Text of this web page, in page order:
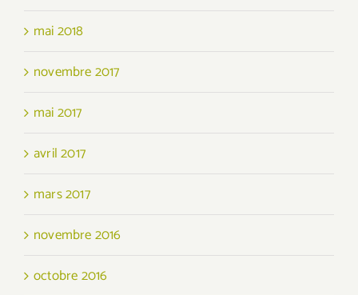
mai 2018
novembre 2017
mai 2017
avril 2017
mars 2017
novembre 2016
octobre 2016